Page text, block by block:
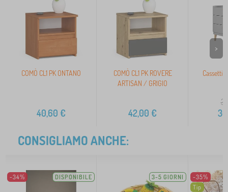
COMÒ CL1 PK ONTANO
40,60 €
COMÒ CL1 PK ROVERE
ARTISAN / GRIGIO
42,00 €
>
CONSIGLIAMO ANCHE:
-34% DISPONIBILE 3-5 GIORNI
-35%
Tip